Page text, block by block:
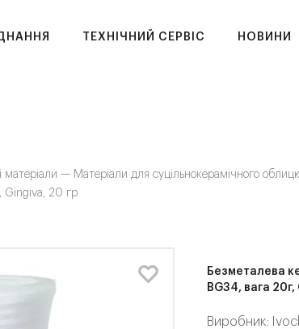
ТЕХНІЧНИЙ СЕРВІС НОВИНИ
матеріали — Матеріали для суцільнокерамічного
Gingiva, 20 гр
Безметалева
BG34, вага
Виробник: